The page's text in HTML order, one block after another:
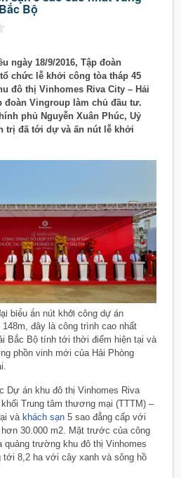
Bộ
ngày 18/9/2016, Tập đoàn
chức lễ khởi công tòa tháp 45
đô thị Vinhomes Riva City – Hải
đoàn Vingroup làm chủ đầu tư.
phủ Nguyễn Xuân Phúc, Uỷ
trị đã tới dự và ấn nút lễ khởi
biểu ấn nút khởi công dự án
đây là công trình cao nhất
Bắc Bộ tính tới thời điểm hiện tại và
phồn vinh mới của Hải Phòng
Dự án khu đô thị Vinhomes Riva
Trung tâm thương mại (TTTM) –
và khách sạn 5 sao đẳng cấp với
30.000 m2. Mặt trước của công
quảng trường khu đô thị Vinhomes
tới 8,2 ha với cây xanh và sông hồ